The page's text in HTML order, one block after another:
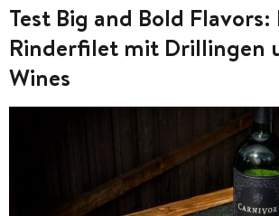
Test Big and Bold
Rinderfilet mit Drillingen
Wines